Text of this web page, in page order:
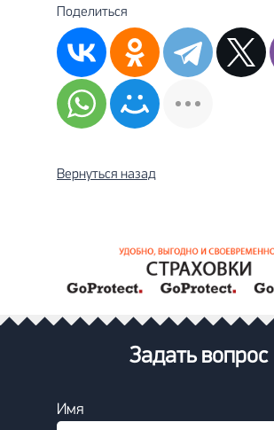
Поделиться
Вернуться назад
Задать вопрос
Имя